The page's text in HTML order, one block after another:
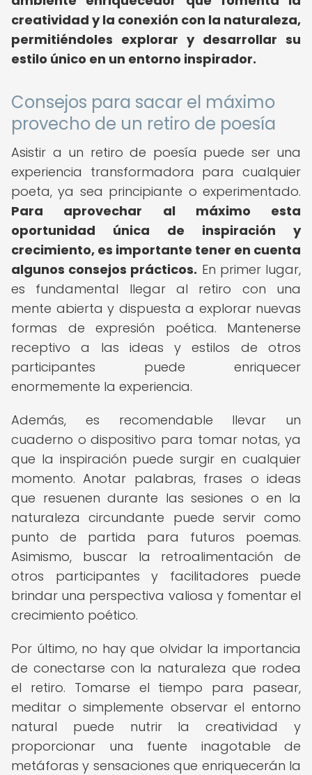
creatividad y la conexión con la naturaleza,
permitiéndoles explorar y desarrollar su
estilo único en un entorno inspirador.
Consejos para sacar el máximo
provecho de un retiro de poesía
Asistir a un retiro de poesía puede ser una
experiencia transformadora para cualquier
poeta, ya sea principiante o experimentado.
Para aprovechar al máximo esta
oportunidad única de inspiración y
crecimiento, es importante tener en cuenta
algunos consejos prácticos. En primer lugar,
es fundamental llegar al retiro con una
mente abierta y dispuesta a explorar nuevas
formas de expresión poética. Mantenerse
receptivo a las ideas y estilos de otros
participantes puede enriquecer
enormemente la experiencia.
Además, es recomendable llevar un
cuaderno o dispositivo para tomar notas, ya
que la inspiración puede surgir en cualquier
momento. Anotar palabras, frases o ideas
que resuenen durante las sesiones o en la
naturaleza circundante puede servir como
punto de partida para futuros poemas.
Asimismo, buscar la retroalimentación de
otros participantes y facilitadores puede
brindar una perspectiva valiosa y fomentar el
crecimiento poético.
Por último, no hay que olvidar la importancia
de conectarse con la naturaleza que rodea
el retiro. Tomarse el tiempo para pasear,
meditar o simplemente observar el entorno
natural puede nutrir la creatividad y
proporcionar una fuente inagotable de
metáforas y sensaciones que enriquecerán la